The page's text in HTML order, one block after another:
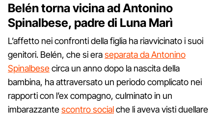
Belén torna vicina ad Antonino
Spinalbese, padre di Luna Marì
L’affetto nei confronti della figlia ha riavvicinato i suoi
genitori. Belén, che si eraseparata da Antonino
Spinalbesecirca un anno dopo la nascita della
bambina, ha attraversato un periodo complicato nei
rapporti con l’ex compagno, culminato in un
imbarazzantescontro socialche li aveva visti duellare